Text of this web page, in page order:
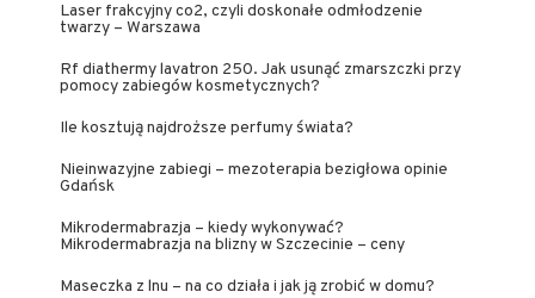
Laser frakcyjny co2, czyli doskonałe odmłodzenie
twarzy – Warszawa
Rf diathermy lavatron 250. Jak usunąć zmarszczki przy
pomocy zabiegów kosmetycznych?
Ile kosztują najdroższe perfumy świata?
Nieinwazyjne zabiegi – mezoterapia bezigłowa opinie
Gdańsk
Mikrodermabrazja – kiedy wykonywać?
Mikrodermabrazja na blizny w Szczecinie – ceny
Maseczka z lnu – na co działa i jak ją zrobić w domu?